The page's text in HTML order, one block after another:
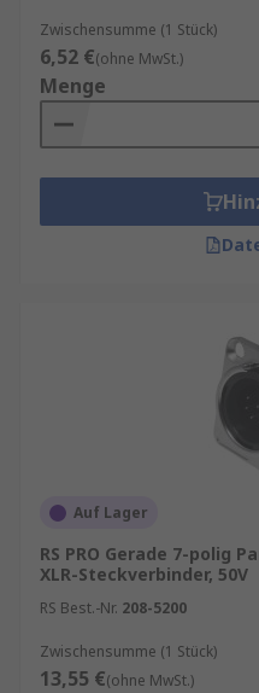
Zwischensumme (1 Stück)
6,52 €(ohne MwSt.)
Menge
Auf Lager
RS PRO Gerade 7-polig
XLR-Steckverbinder, 50V
RS Best.-Nr. 208-5200
Zwischensumme (1 Stück)
13,55 €(ohne MwSt.)